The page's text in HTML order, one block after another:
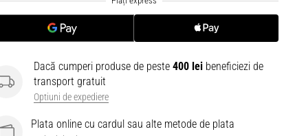
Dacă cumperi produse de peste 400 lei beneficiezi de
transport gratuit
Optiuni de expediere
Plata online cu cardul sau alte metode de plata